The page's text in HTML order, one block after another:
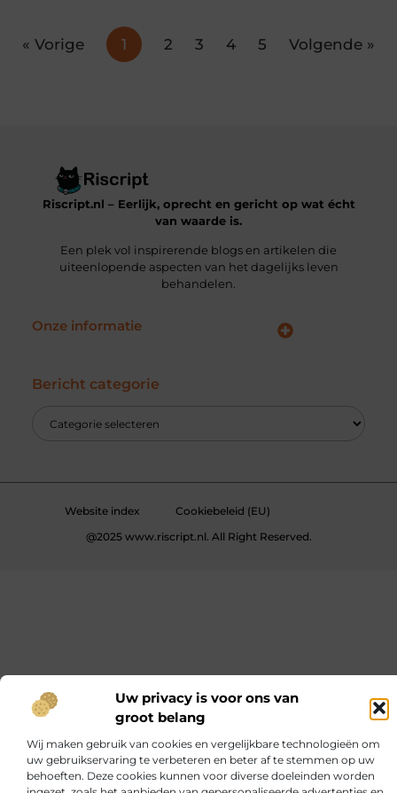
Uw privacy is voor ons van
groot belang
Wij maken gebruik van cookies en vergelijkbare technologieën om
uw gebruikservaring te verbeteren en beter af te stemmen op uw
behoeften. Deze cookies kunnen voor diverse doeleinden worden
« Vorige 1 2 3 4 5 Volgende »
Riscript.nl – Eerlijk, oprecht en gericht op wat écht
van waarde is.
Een plek vol inspirerende blogs en artikelen die
uiteenlopende aspecten van het dagelijks leven
behandelen.
Onze informatie
Bericht categorie
Website index
Cookiebeleid (EU)
@2025 www.riscript.nl. All Right Reserved.